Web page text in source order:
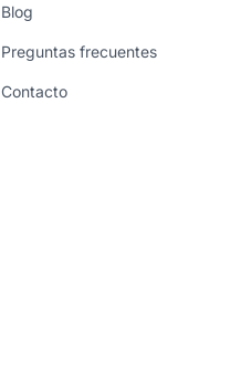
Blog
Preguntas frecuentes
Contacto